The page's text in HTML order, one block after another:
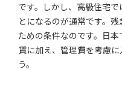
です。しかし、高級住宅
とになるのが通常です。
ための条件なのです。日
賃に加え、管理費を考慮
う。